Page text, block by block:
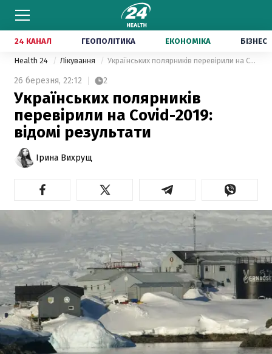
24 КАНАЛ ГЕОПОЛІТИКА ЕКОНОМІКА БІЗНЕС
Health 24 Лікування Українських полярників перевірили на Covid-2019: відомі результати
26 березня, 22:12 2
Українських полярників
перевірили на Covid-2019:
відомі результати
Ірина Вихрущ